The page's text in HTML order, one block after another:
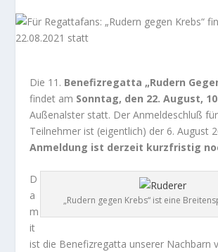
Die 11. Benefizregatta „Rudern
findet am Sonntag, den 22. August,
Außenalster statt. Der Anmeldeschluß
Teilnehmer ist (eigentlich) der 6. August
Anmeldung ist derzeit kurzfristig
„Rudern gegen Krebs“ ist eine
D
a
m
it
ist die Benefizregatta unserer Nachbarn